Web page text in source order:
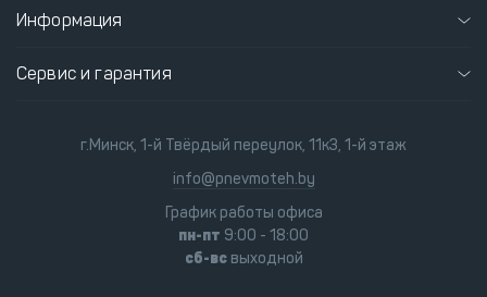
Информация
Сервис и гарантия
г.Минск, 1-й Твёрдый переулок, 11к3, 1-й этаж
info@pnevmoteh.by
График работы офиса
пн-пт 9:00 - 18:00
сб-всвыходной